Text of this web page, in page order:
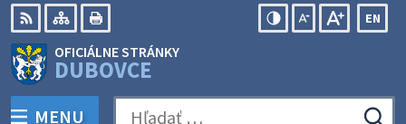
Preskočiť
na
obsah
RSS Mapa
EN
OFICIÁLNE STRÁNKY
DUBOVCE
MENU